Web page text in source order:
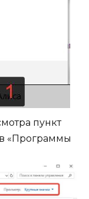
пункт
«Программы